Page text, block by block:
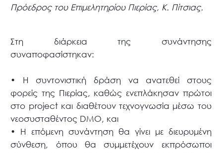
Πρόεδρος του Επιμελητηρίου Πιερίας, Κ. Πίτσιας.
Στη διάρκεια της συνάντησης
συναποφασίστηκαν:
• Η συντονιστική δράση να ανατεθεί στους
φορείς της Πιερίας, καθώς ενεπλάκησαν πρώτοι
στο project και διαθέτουν τεχνογνωσία μέσω του
νεοσυσταθέντος DMO, και
• Η επόμενη συνάντηση θα γίνει με διευρυμένη
σύνθεση, όπου θα συμμετέχουν εκπρόσωποι